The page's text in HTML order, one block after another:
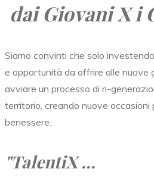
dai Giovani X i
Siamo convinti che solo
e opportunità da offrire alle nuove
avviare un processo di ri-
territorio, creando nuove occasioni
benessere.
"TalentiX ...